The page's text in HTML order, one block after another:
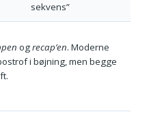
sekvens”
ogrecap’en. Moderne
i bøjning, men begge